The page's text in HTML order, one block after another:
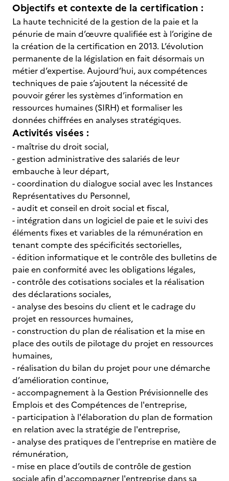
Objectifs et contexte de la certification :
La haute technicité de la gestion de la paie et la
pénurie de main d’œuvre qualifiée est à l’origine de
la création de la certification en 2013. L’évolution
permanente de la législation en fait désormais un
métier d’expertise. Aujourd’hui, aux compétences
techniques de paie s’ajoutent la nécessité de
pouvoir gérer les systèmes d’information en
ressources humaines (SIRH) et formaliser les
données chiffrées en analyses stratégiques.
Activités visées :
- maîtrise du droit social,
- gestion administrative des salariés de leur
embauche à leur départ,
- coordination du dialogue social avec les Instances
Représentatives du Personnel,
- audit et conseil en droit social et fiscal,
- intégration dans un logiciel de paie et le suivi des
éléments fixes et variables de la rémunération en
tenant compte des spécificités sectorielles,
- édition informatique et le contrôle des bulletins de
paie en conformité avec les obligations légales,
- contrôle des cotisations sociales et la réalisation
des déclarations sociales,
- analyse des besoins du client et le cadrage du
projet en ressources humaines,
- construction du plan de réalisation et la mise en
place des outils de pilotage du projet en ressources
humaines,
- réalisation du bilan du projet pour une démarche
d’amélioration continue,
- accompagnement à la Gestion Prévisionnelle des
Emplois et des Compétences de l'entreprise,
- participation à l'élaboration du plan de formation
en relation avec la stratégie de l'entreprise,
- analyse des pratiques de l'entreprise en matière de
rémunération,
- mise en place d’outils de contrôle de gestion
sociale afin d'accompagner l'entreprise dans sa